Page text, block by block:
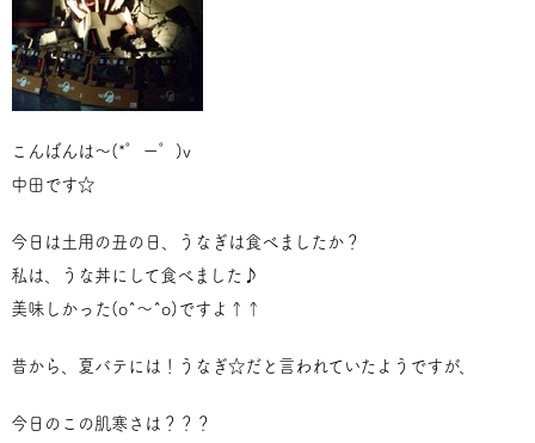
こんばんは～(*゜ー゜)v
中田です☆
今日は土用の丑の日、うなぎは食べましたか？
私は、うな丼にして食べました♪
美味しかった(o^～^o)ですよ↑↑
昔から、夏バテには！うなぎ☆だと言われていたようですが、
今日のこの肌寒さは？？？